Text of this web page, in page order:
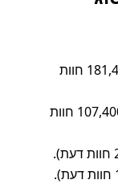
הסעה פרטית – דירוג 4.62/5 (181,472 חוות
מונית / מיניבוס – דירוג 4.56/5 (107,400 חוות